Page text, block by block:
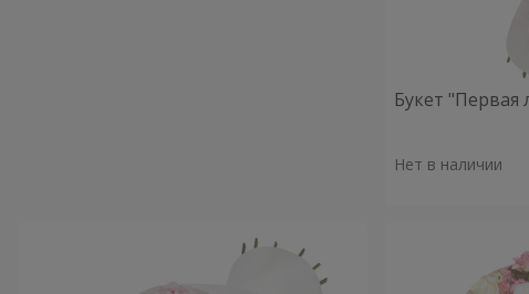
Букет "Первая
Нет в наличии